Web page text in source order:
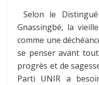
Selon le
Gnassingbé, la
comme une
se penser avant
progrès et de
Parti UNIR a